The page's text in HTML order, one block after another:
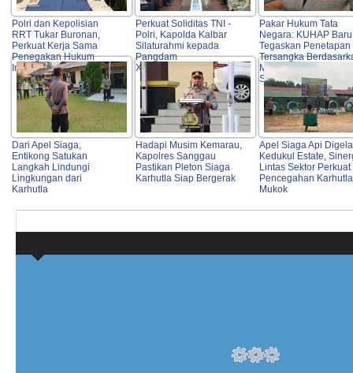
Polri dan Kepolisian
RRT Tukar Buronan,
Perkuat Kerja Sama
Penegakan Hukum
Internasional
Perkuat Soliditas TNI -
Polri, Kapolda Kalbar
Silaturahmi kepada
Pangdam
XII/Tanjungpura
Pakar Hukum Tata
Negara: KUHAP Baru
Tegaskan Penetapan
Tersangka
Minimal Dua Alat
Sah
Dari Apel Siaga,
Entikong Satukan
Langkah Lindungi
Lingkungan dari
Karhutla
Hadapi Musim Kemarau,
Kapolres Sanggau
Pastikan Pleton Siaga
Karhutla Siap Bergerak
Apel Siaga Api
Kedukul Estate,
Lintas Sektor Perkuat
Pencegahan
Mukok